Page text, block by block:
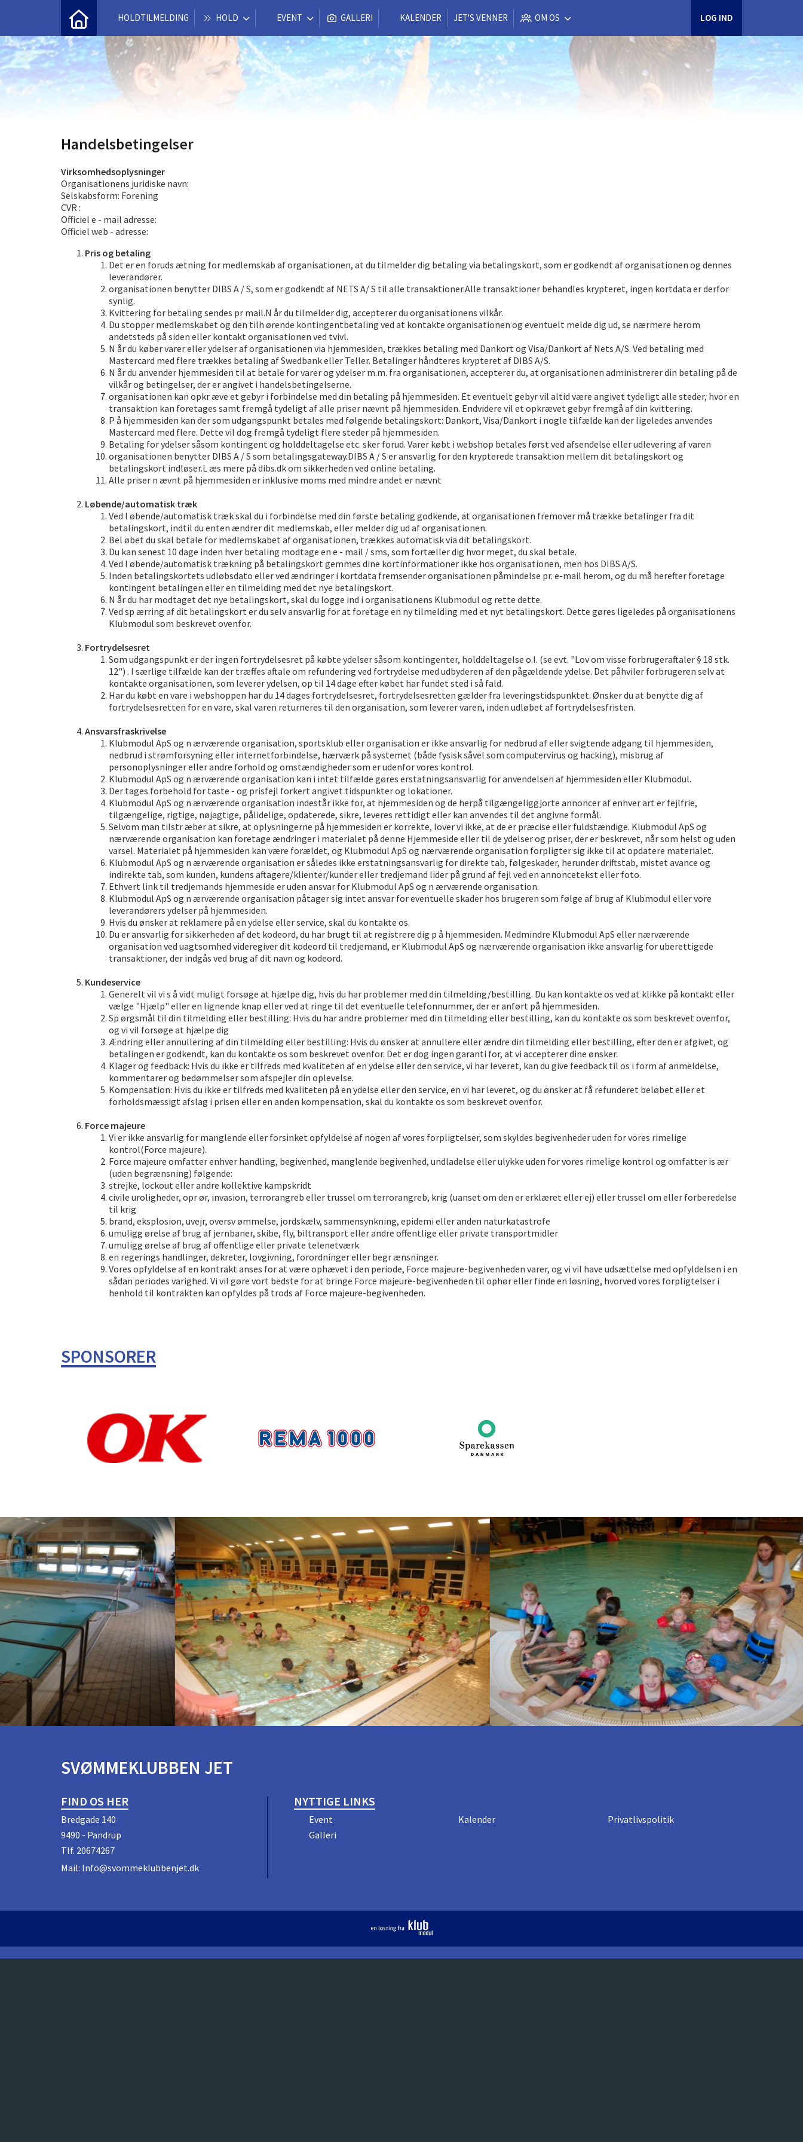
HOLDTILMELDING HOLD EVENT GALLERI KALENDER JET'S VENNER OM OS LOG IND
Handelsbetingelser
Virksomhedsoplysninger
Organisationens juridiske navn:
Selskabsform: Forening
CVR :
Officiel e - mail adresse:
Officiel web - adresse:
Pris og betaling
Det er en foruds ætning for medlemskab af organisationen, at du tilmelder dig betaling via betalingskort, som er godkendt af organisationen og dennes
leverandører.
organisationen benytter DIBS A / S, som er godkendt af NETS A/ S til alle transaktioner.Alle transaktioner behandles krypteret, ingen kortdata er derfor
synlig.
Kvittering for betaling sendes pr mail.N år du tilmelder dig, accepterer du organisationens vilkår.
Du stopper medlemskabet og den tilh ørende kontingentbetaling ved at kontakte organisationen og eventuelt melde dig ud, se nærmere herom
andetsteds på siden eller kontakt organisationen ved tvivl.
N år du køber varer eller ydelser af organisationen via hjemmesiden, trækkes betaling med Dankort og Visa/Dankort af Nets A/S. Ved betaling med
Mastercard med flere trækkes betaling af Swedbank eller Teller. Betalinger håndteres krypteret af DIBS A/S.
N år du anvender hjemmesiden til at betale for varer og ydelser m.m. fra organisationen, accepterer du, at organisationen administrerer din betaling på de
vilkår og betingelser, der er angivet i handelsbetingelserne.
organisationen kan opkr æve et gebyr i forbindelse med din betaling på hjemmesiden. Et eventuelt gebyr vil altid være angivet tydeligt alle steder, hvor en
transaktion kan foretages samt fremgå tydeligt af alle priser nævnt på hjemmesiden. Endvidere vil et opkrævet gebyr fremgå af din kvittering.
P å hjemmesiden kan der som udgangspunkt betales med følgende betalingskort: Dankort, Visa/Dankort i nogle tilfælde kan der ligeledes anvendes
Mastercard med flere. Dette vil dog fremgå tydeligt flere steder på hjemmesiden.
Betaling for ydelser såsom kontingent og holddeltagelse etc. sker forud. Varer købt i webshop betales først ved afsendelse eller udlevering af varen
organisationen benytter DIBS A / S som betalingsgateway.DIBS A / S er ansvarlig for den krypterede transaktion mellem dit betalingskort og
betalingskort indløser.L æs mere på dibs.dk om sikkerheden ved online betaling.
Alle priser n ævnt på hjemmesiden er inklusive moms med mindre andet er nævnt
Løbende/automatisk træk
Ved l øbende/automatisk træk skal du i forbindelse med din første betaling godkende, at organisationen fremover må trække betalinger fra dit
betalingskort, indtil du enten ændrer dit medlemskab, eller melder dig ud af organisationen.
Bel øbet du skal betale for medlemskabet af organisationen, trækkes automatisk via dit betalingskort.
Du kan senest 10 dage inden hver betaling modtage en e - mail / sms, som fortæller dig hvor meget, du skal betale.
Ved l øbende/automatisk trækning på betalingskort gemmes dine kortinformationer ikke hos organisationen, men hos DIBS A/S.
Inden betalingskortets udløbsdato eller ved ændringer i kortdata fremsender organisationen påmindelse pr. e-mail herom, og du må herefter foretage
kontingent betalingen eller en tilmelding med det nye betalingskort.
N år du har modtaget det nye betalingskort, skal du logge ind i organisationens Klubmodul og rette dette.
Ved sp ærring af dit betalingskort er du selv ansvarlig for at foretage en ny tilmelding med et nyt betalingskort. Dette gøres ligeledes på organisationens
Klubmodul som beskrevet ovenfor.
Fortrydelsesret
Som udgangspunkt er der ingen fortrydelsesret på købte ydelser såsom kontingenter, holddeltagelse o.l. (se evt. "Lov om visse forbrugeraftaler § 18 stk.
12") . I særlige tilfælde kan der træffes aftale om refundering ved fortrydelse med udbyderen af den pågældende ydelse. Det påhviler forbrugeren selv at
kontakte organisationen, som leverer ydelsen, op til 14 dage efter købet har fundet sted i så fald.
Har du købt en vare i webshoppen har du 14 dages fortrydelsesret, fortrydelsesretten gælder fra leveringstidspunktet. Ønsker du at benytte dig af
fortrydelsesretten for en vare, skal varen returneres til den organisation, som leverer varen, inden udløbet af fortrydelsesfristen.
Ansvarsfraskrivelse
Klubmodul ApS og n ærværende organisation, sportsklub eller organisation er ikke ansvarlig for nedbrud af eller svigtende adgang til hjemmesiden,
nedbrud i strømforsyning eller internetforbindelse, hærværk på systemet (både fysisk såvel som computervirus og hacking), misbrug af
personoplysninger eller andre forhold og omstændigheder som er udenfor vores kontrol.
Klubmodul ApS og n ærværende organisation kan i intet tilfælde gøres erstatningsansvarlig for anvendelsen af hjemmesiden eller Klubmodul.
Der tages forbehold for taste - og prisfejl forkert angivet tidspunkter og lokationer.
Klubmodul ApS og n ærværende organisation indestår ikke for, at hjemmesiden og de herpå tilgængeliggjorte annoncer af enhver art er fejlfrie,
tilgængelige, rigtige, nøjagtige, pålidelige, opdaterede, sikre, leveres rettidigt eller kan anvendes til det angivne formål.
Selvom man tilstr æber at sikre, at oplysningerne på hjemmesiden er korrekte, lover vi ikke, at de er præcise eller fuldstændige. Klubmodul ApS og
nærværende organisation kan foretage ændringer i materialet på denne Hjemmeside eller til de ydelser og priser, der er beskrevet, når som helst og uden
varsel. Materialet på hjemmesiden kan være forældet, og Klubmodul ApS og nærværende organisation forpligter sig ikke til at opdatere materialet.
Klubmodul ApS og n ærværende organisation er således ikke erstatningsansvarlig for direkte tab, følgeskader, herunder driftstab, mistet avance og
indirekte tab, som kunden, kundens aftagere/klienter/kunder eller tredjemand lider på grund af fejl ved en annoncetekst eller foto.
Ethvert link til tredjemands hjemmeside er uden ansvar for Klubmodul ApS og n ærværende organisation.
Klubmodul ApS og n ærværende organisation påtager sig intet ansvar for eventuelle skader hos brugeren som følge af brug af Klubmodul eller vore
leverandørers ydelser på hjemmesiden.
Hvis du ønsker at reklamere på en ydelse eller service, skal du kontakte os.
Du er ansvarlig for sikkerheden af det kodeord, du har brugt til at registrere dig p å hjemmesiden. Medmindre Klubmodul ApS eller nærværende
organisation ved uagtsomhed videregiver dit kodeord til tredjemand, er Klubmodul ApS og nærværende organisation ikke ansvarlig for uberettigede
transaktioner, der indgås ved brug af dit navn og kodeord.
Kundeservice
Generelt vil vi s å vidt muligt forsøge at hjælpe dig, hvis du har problemer med din tilmelding/bestilling. Du kan kontakte os ved at klikke på kontakt eller
vælge "Hjælp" eller en lignende knap eller ved at ringe til det eventuelle telefonnummer, der er anført på hjemmesiden.
Sp ørgsmål til din tilmelding eller bestilling: Hvis du har andre problemer med din tilmelding eller bestilling, kan du kontakte os som beskrevet ovenfor,
og vi vil forsøge at hjælpe dig
Ændring eller annullering af din tilmelding eller bestilling: Hvis du ønsker at annullere eller ændre din tilmelding eller bestilling, efter den er afgivet, og
betalingen er godkendt, kan du kontakte os som beskrevet ovenfor. Det er dog ingen garanti for, at vi accepterer dine ønsker.
Klager og feedback: Hvis du ikke er tilfreds med kvaliteten af en ydelse eller den service, vi har leveret, kan du give feedback til os i form af anmeldelse,
kommentarer og bedømmelser som afspejler din oplevelse.
Kompensation: Hvis du ikke er tilfreds med kvaliteten på en ydelse eller den service, en vi har leveret, og du ønsker at få refunderet beløbet eller et
forholdsmæssigt afslag i prisen eller en anden kompensation, skal du kontakte os som beskrevet ovenfor.
Force majeure
Vi er ikke ansvarlig for manglende eller forsinket opfyldelse af nogen af vores forpligtelser, som skyldes begivenheder uden for vores rimelige
kontrol(Force majeure).
Force majeure omfatter enhver handling, begivenhed, manglende begivenhed, undladelse eller ulykke uden for vores rimelige kontrol og omfatter is ær
(uden begrænsning) følgende:
strejke, lockout eller andre kollektive kampskridt
civile uroligheder, opr ør, invasion, terrorangreb eller trussel om terrorangreb, krig (uanset om den er erklæret eller ej) eller trussel om eller forberedelse
til krig
brand, eksplosion, uvejr, oversv ømmelse, jordskælv, sammensynkning, epidemi eller anden naturkatastrofe
umuligg ørelse af brug af jernbaner, skibe, fly, biltransport eller andre offentlige eller private transportmidler
umuligg ørelse af brug af offentlige eller private telenetværk
en regerings handlinger, dekreter, lovgivning, forordninger eller begr ænsninger.
Vores opfyldelse af en kontrakt anses for at være ophævet i den periode, Force majeure-begivenheden varer, og vi vil have udsættelse med opfyldelsen i en
sådan periodes varighed. Vi vil gøre vort bedste for at bringe Force majeure-begivenheden til ophør eller finde en løsning, hvorved vores forpligtelser i
henhold til kontrakten kan opfyldes på trods af Force majeure-begivenheden.
SPONSORER
SVØMMEKLUBBEN JET
FIND OS HER
Bredgade 140
9490 - Pandrup
Tlf. 20674267
Mail: Info@svommeklubbenjet.dk
NYTTIGE LINKS
Event Kalender
Privatlivspolitik
Galleri